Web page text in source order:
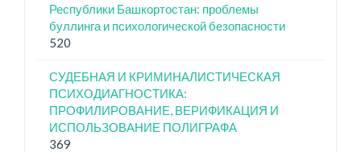
Республики Башкортостан: проблемы
буллинга и психологической безопасности
520
СУДЕБНАЯ И КРИМИНАЛИСТИЧЕСКАЯ
ПСИХОДИАГНОСТИКА:
ПРОФИЛИРОВАНИЕ, ВЕРИФИКАЦИЯ И
ИСПОЛЬЗОВАНИЕ ПОЛИГРАФА
369